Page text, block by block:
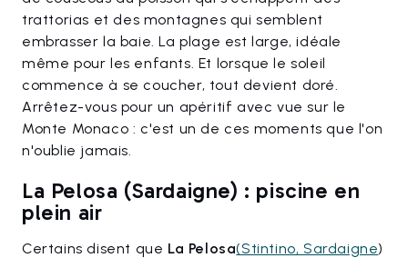
trattorias et des montagnes qui semblent
embrasser la baie. La plage est large, idéale
même pour les enfants. Et lorsque le soleil
commence à se coucher, tout devient doré.
Arrêtez-vous pour un apéritif avec vue sur le
Monte Monaco : c'est un de ces moments que l'on
n'oublie jamais.
La Pelosa (Sardaigne) : piscine en
plein air
Certains disent que La Pelosa(Stintino, Sardaigne)